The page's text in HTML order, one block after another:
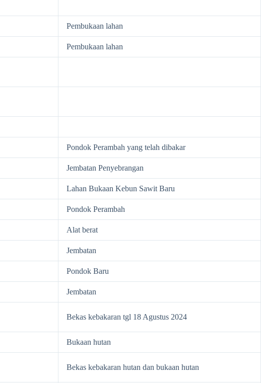
Pembukaan lahan
Pembukaan lahan
Pondok Perambah yang telah dibakar
Jembatan Penyebrangan
Lahan Bukaan Kebun Sawit Baru
Pondok Perambah
Alat berat
Jembatan
Pondok Baru
Jembatan
Bekas kebakaran tgl 18 Agustus 2024
Bukaan hutan
Bekas kebakaran hutan dan bukaan hutan